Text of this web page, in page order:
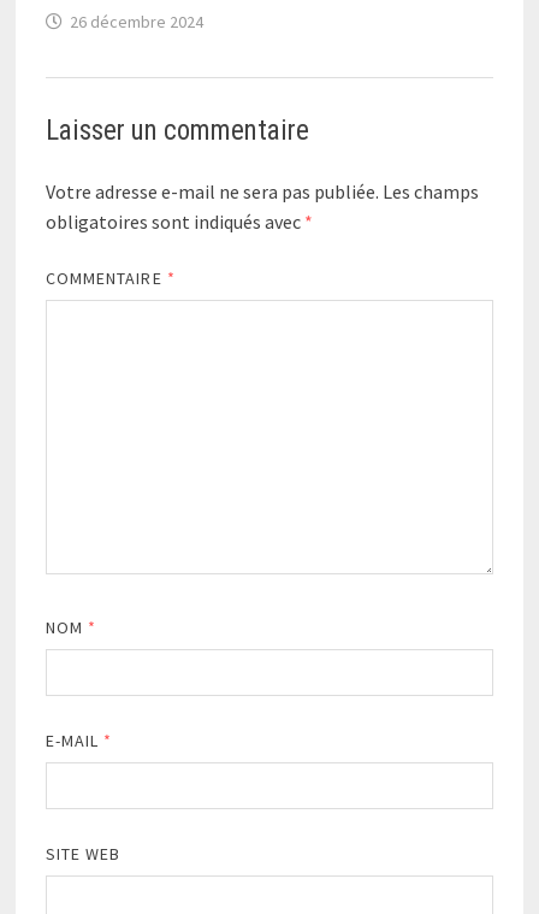
26 décembre 2024
Laisser un commentaire
Votre adresse e-mail ne sera pas publiée. Les champs
obligatoires sont indiqués avec *
COMMENTAIRE *
NOM *
E-MAIL *
SITE WEB